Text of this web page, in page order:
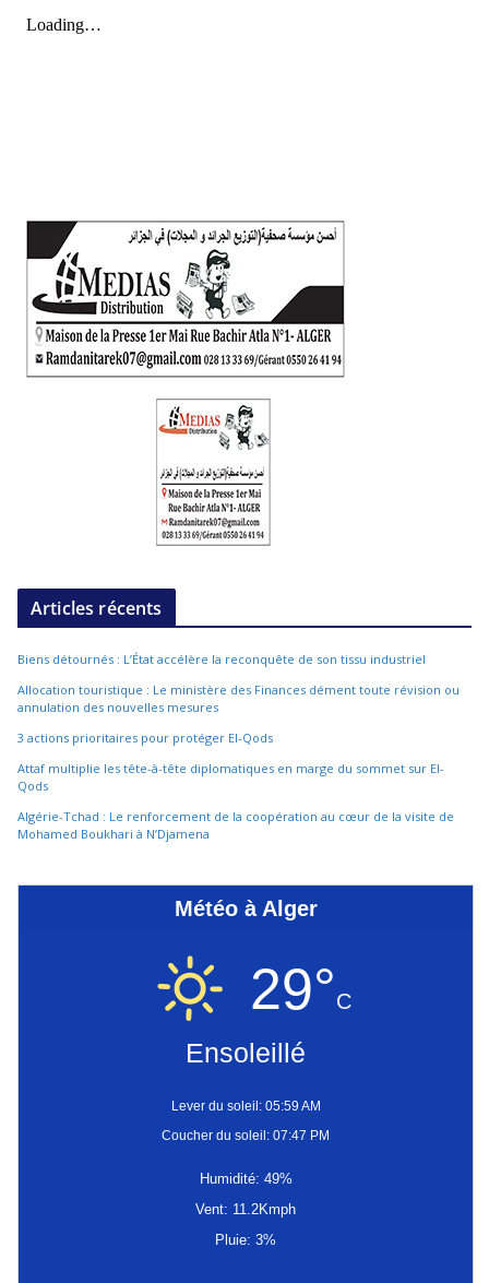
Articles récents
Biens détournés : L’État accélère la reconquête de son tissu industriel
Allocation touristique : Le ministère des Finances dément toute révision ou
annulation des nouvelles mesures
3 actions prioritaires pour protéger El-Qods
Attaf multiplie les tête-à-tête diplomatiques en marge du sommet sur El-
Qods
Algérie-Tchad : Le renforcement de la coopération au cœur de la visite de
Mohamed Boukhari à N’Djamena
Météo à Alger
29°C
Ensoleillé
Lever du soleil: 05:59 AM
Coucher du soleil: 07:47 PM
Humidité: 49%
Vent: 11.2Kmph
Pluie: 3%